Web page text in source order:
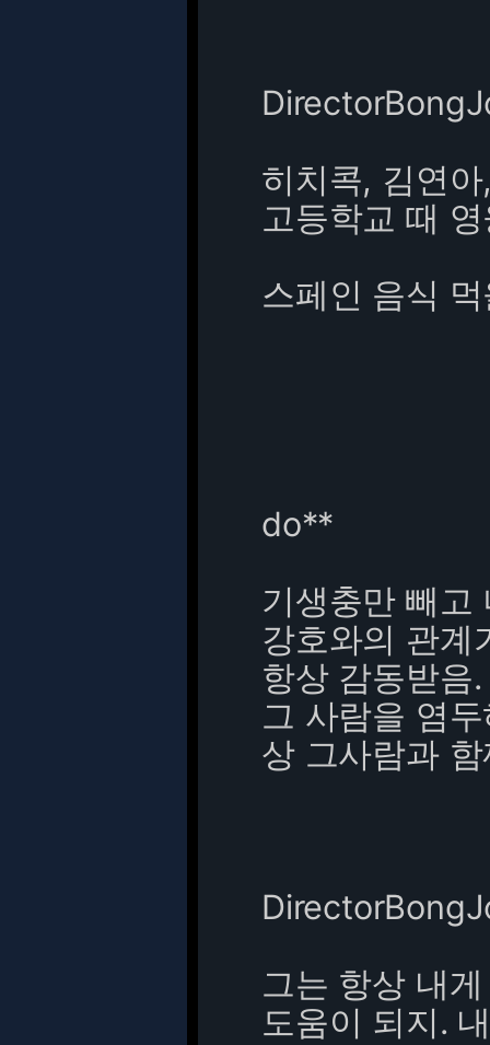
히치콕, 김연
고등학교 때
스페인 음식
do**
기생충만 빼고
강호와의 관계
항상 감동받음
그 사람을 염
상 그사람과
그는 항상 내
도움이 되지.